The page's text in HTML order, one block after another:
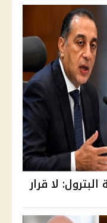
لا قرار